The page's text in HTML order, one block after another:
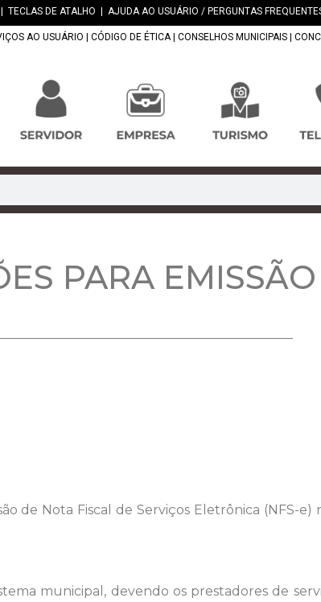
TECLAS DE ATALHO AJUDA AO USUÁRIO / PERGUNTAS
AO USUÁRIO CÓDIGO DE ÉTICA| CONSELHOS MUNICIPAIS
PARA
de Nota Fiscal de Serviços Eletrônica (NFS-
municipal, devendo os prestadores de